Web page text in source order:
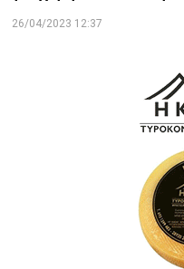
26/04/2023 12:37